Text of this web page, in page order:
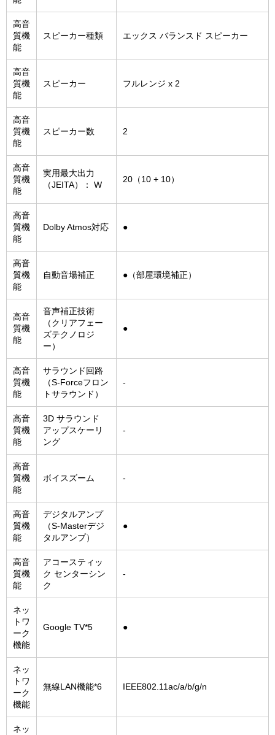
高音
質機
能
スピーカー種類 エックス バランスド スピーカー
高音
質機
能
スピーカー フルレンジ x 2
高音
質機
能
スピーカー数 2
高音
質機
能
実用最大出力
（JEITA）： W
20（10 + 10）
高音
質機
能
Dolby Atmos対応 ●
高音
質機
能
自動音場補正 ●（部屋環境補正）
高音
質機
能
音声補正技術
（クリアフェー
ズテクノロジ
ー）
●
高音
質機
能
サラウンド回路
（S-Forceフロン
トサラウンド）
-
高音
質機
能
3D サラウンド
アップスケーリ
ング
-
高音
質機
能
ボイスズーム -
高音
質機
能
デジタルアンプ
（S-Masterデジ
タルアンプ）
●
高音
質機
能
アコースティッ
ク センターシン
ク
-
ネッ
トワ
ーク
機能
Google TV*5 ●
ネッ
トワ
ーク
機能
無線LAN機能*6 IEEE802.11ac/a/b/g/n
ネッ